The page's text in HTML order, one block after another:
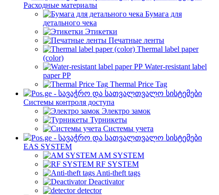
Расходные материалы
Бумага для
детального чека
Этикетки
Печатные ленты
Thermal label paper
(color)
Water-resistant label
paper PP
Thermal Price Tag
Системы контроля доступа
Электро замок
Турникеты
Cистемы учета
EAS SYSTEM
AM SYSTEM
RF SYSTEM
Anti-theft tags
Deactivator
detector